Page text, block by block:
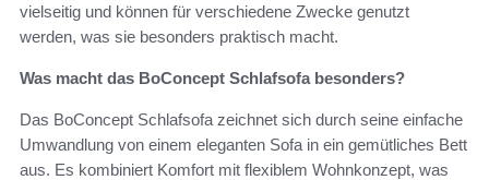
vielseitig und können für verschiedene Zwecke genutzt
werden, was sie besonders praktisch macht.
Was macht das BoConcept Schlafsofa besonders?
Das BoConcept Schlafsofa zeichnet sich durch seine einfache
Umwandlung von einem eleganten Sofa in ein gemütliches Bett
aus. Es kombiniert Komfort mit flexiblem Wohnkonzept, was